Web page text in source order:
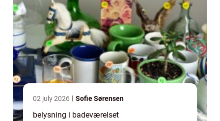
02 july 2026 Sofie Sørensen
belysning i badeværelset